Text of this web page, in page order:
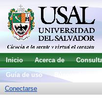
Inicio Acerca de
Guía de uso
Conectarse